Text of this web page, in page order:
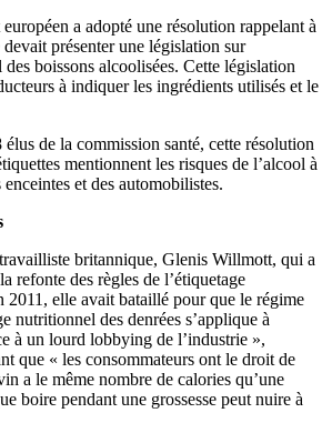
a adopté une résolution rappelant à
présenter une législation sur
boissons alcoolisées. Cette législation
à indiquer les ingrédients utilisés et le
de la commission santé, cette résolution
mentionnent les risques de l’alcool à
et des automobilistes.
britannique, Glenis Willmott, qui a
refonte des règles de l’étiquetage
2011, elle avait bataillé pour que le régime
nutritionnel des denrées s’applique à
à un lourd lobbying de l’industrie »,
que « les consommateurs ont le droit de
a le même nombre de calories qu’une
boire pendant une grossesse peut nuire à